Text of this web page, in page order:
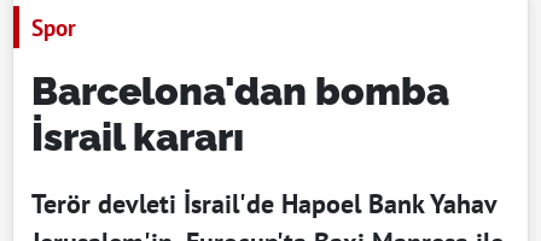
Spor
Barcelona'dan bomba
İsrail kararı
Terör devleti İsrail'de Hapoel Bank Yahav